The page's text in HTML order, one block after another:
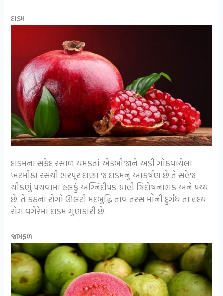
દાડમ
દાડમના સફેદ રસાળ ચમકતાં એકબીજાને અડી ગોઠવાયેલા
ખટમીઠા રસથી ભરપૂર દાણા જ દાડમનું આકર્ષણ છે તે સહેજ
ચીકણું પચવામાં હલકું અગ્નિદીપક ગ્રાહી ત્રિદોષનાશક અને પથ્ય
છે. તે કંઠના રોગો ઊલટી મંદબુદ્ધિ તાવ તરસ મોંની દુર્ગંધ તા હૃદય
રોગ વગેરેમાં દાડમ ગુણકારી છે.
જામફળ